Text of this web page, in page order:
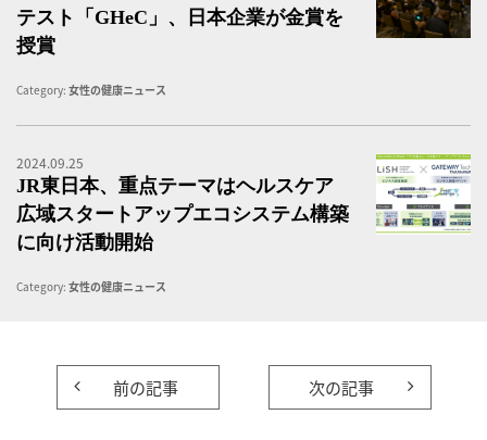
テスト「GHeC」、日本企業が金賞を
授賞
Category: 女性の健康ニュース
2024.09.25
JR東日本、重点テーマはヘルスケア
広域スタートアップエコシステム構築
に向け活動開始
Category: 女性の健康ニュース
前の記事 次の記事